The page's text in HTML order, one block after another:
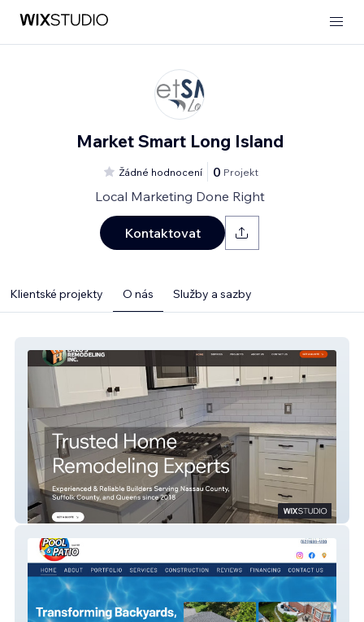
Market Smart Long Island
Žádné hodnocení 0 Projekt
Local Marketing Done Right
Kontaktovat
Klientské projekty O nás Služby a sazby
Enzo's Remodeling